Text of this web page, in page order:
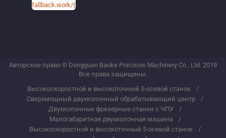
Авторское право © Dongguan Baoke Precision Machinery Co., Ltd. 2019
Все права защищены.
Высокоскоростной и высокоточный 5-осевой станок
Сверхмощный двухколонный обрабатывающий центр
Двухколонные фрезерные станки с ЧПУ
Малогабаритная двухколонная машина
Высокоскоростной и высокоточный 5-осевой станок